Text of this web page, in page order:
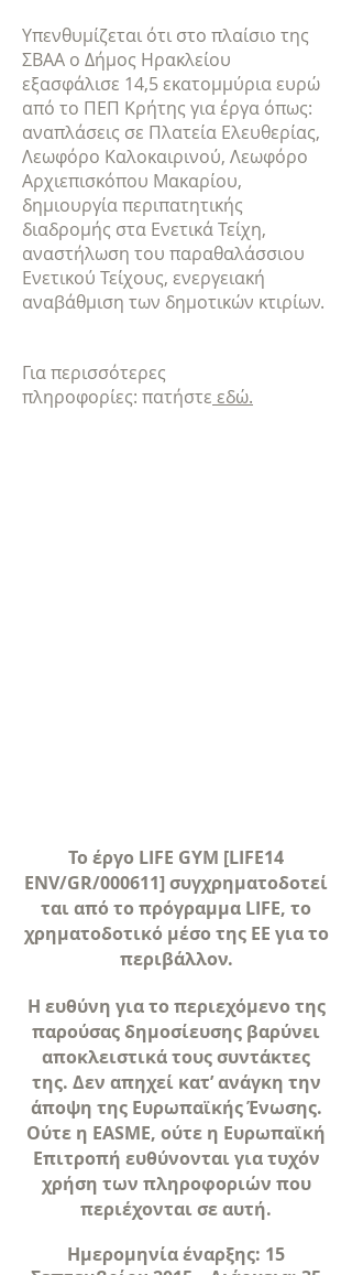
Υπενθυμίζεται ότι στο πλαίσιο της
ΣΒΑΑ ο Δήμος Ηρακλείου
εξασφάλισε 14,5 εκατομμύρια ευρώ
από το ΠΕΠ Κρήτης για έργα όπως:
αναπλάσεις σε Πλατεία Ελευθερίας,
Λεωφόρο Καλοκαιρινού, Λεωφόρο
Αρχιεπισκόπου Μακαρίου,
δημιουργία περιπατητικής
διαδρομής στα Ενετικά Τείχη,
αναστήλωση του παραθαλάσσιου
Ενετικού Τείχους, ενεργειακή
αναβάθμιση των δημοτικών κτιρίων.
Για περισσότερες
πληροφορίες: πατήστε εδώ.
Το έργο LIFE GYM [LIFE14
ENV/GR/000611] συγχρηματοδοτεί
ται από το πρόγραμμα LIFE, το
χρηματοδοτικό μέσο της ΕΕ για το
περιβάλλον.
Η ευθύνη για το περιεχόμενο της
παρούσας δημοσίευσης βαρύνει
αποκλειστικά τους συντάκτες
της. Δεν απηχεί κατ’ ανάγκη την
άποψη της Ευρωπαϊκής Ένωσης.
Ούτε η EASME, ούτε η Ευρωπαϊκή
Επιτροπή ευθύνονται για τυχόν
χρήση των πληροφοριών που
περιέχονται σε αυτή.
Ημερομηνία έναρξης: 15